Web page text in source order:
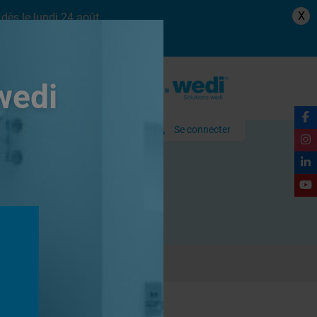
le lundi 24 août. X
Se connecter